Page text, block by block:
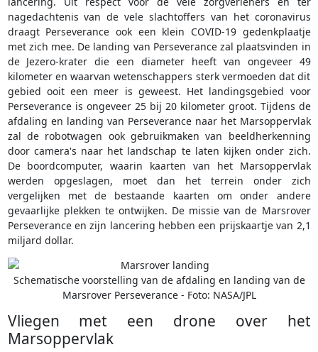
nagedachtenis van de vele slachtoffers van het coronavirus
draagt Perseverance ook een klein COVID-19 gedenkplaatje
met zich mee. De landing van Perseverance zal plaatsvinden in
de Jezero-krater die een diameter heeft van ongeveer 49
kilometer en waarvan wetenschappers sterk vermoeden dat dit
gebied ooit een meer is geweest. Het landingsgebied voor
Perseverance is ongeveer 25 bij 20 kilometer groot. Tijdens de
afdaling en landing van Perseverance naar het Marsoppervlak
zal de robotwagen ook gebruikmaken van beeldherkenning
door camera's naar het landschap te laten kijken onder zich.
De boordcomputer, waarin kaarten van het Marsoppervlak
werden opgeslagen, moet dan het terrein onder zich
vergelijken met de bestaande kaarten om onder andere
gevaarlijke plekken te ontwijken. De missie van de Marsrover
Perseverance en zijn lancering hebben een prijskaartje van 2,1
miljard dollar.
Schematische voorstelling van de afdaling en landing van de
Marsrover Perseverance - Foto: NASA/JPL
Vliegen met een drone over het
Marsoppervlak